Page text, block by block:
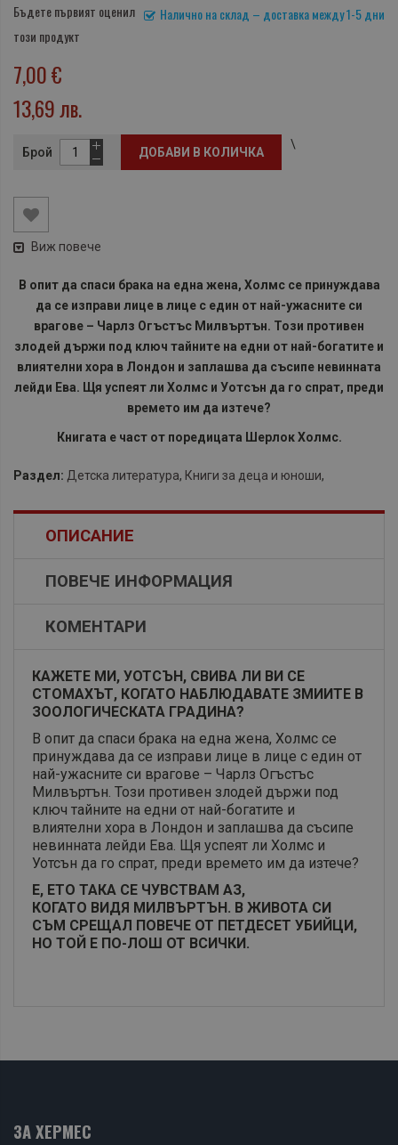
Налично на склад – доставка между 1-5 дни
Бъдете първият оценил
този продукт
7,00 €
13,69 лв.
Брой ДОБАВИ В КОЛИЧКА
\
Виж повече
В опит да спаси брака на една жена, Холмс се принуждава
да се изправи лице в лице с един от най-ужасните си
врагове – Чарлз Огъстъс Милвъртън. Този противен
злодей държи под ключ тайните на едни от най-богатите и
влиятелни хора в Лондон и заплашва да съсипе невинната
лейди Ева. Щя успеят ли Холмс и Уотсън да го спрат, преди
времето им да изтече?
Книгата е част от поредицата Шерлок Холмс.
Раздел: Детска литература, Книги за деца и юноши,
ОПИСАНИЕ
ПОВЕЧЕ ИНФОРМАЦИЯ
КОМЕНТАРИ
КАЖЕТЕ МИ, УОТСЪН, СВИВА ЛИ ВИ СЕ
СТОМАХЪТ, КОГАТО НАБЛЮДАВАТЕ ЗМИИТЕ В
ЗООЛОГИЧЕСКАТА ГРАДИНА?
В опит да спаси брака на една жена, Холмс се
принуждава да се изправи лице в лице с един от
най-ужасните си врагове – Чарлз Огъстъс
Милвъртън. Този противен злодей държи под
ключ тайните на едни от най-богатите и
влиятелни хора в Лондон и заплашва да съсипе
невинната лейди Ева. Щя успеят ли Холмс и
Уотсън да го спрат, преди времето им да изтече?
Е, ЕТО ТАКА СЕ ЧУВСТВАМ АЗ,
КОГАТО ВИДЯ МИЛВЪРТЪН. В ЖИВОТА СИ
СЪМ СРЕЩАЛ ПОВЕЧЕ ОТ ПЕТДЕСЕТ УБИЙЦИ,
НО ТОЙ Е ПО-ЛОШ ОТ ВСИЧКИ.
ЗА ХЕРМЕС